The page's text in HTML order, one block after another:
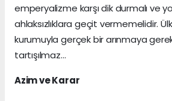
emperyalizme karşı dik durmalı ve
ahlaksızlıklara geçit vermemelidir.
kurumuyla gerçek bir arınmaya
tartışılmaz…
Azim ve Karar